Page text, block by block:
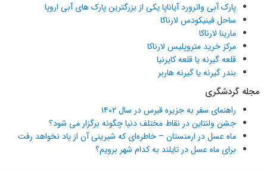
پارک آبی واترورد آیاناپا یکی از بزرگترین پارک های آبی اروپا
ساحل فینیکودس لارناکا
مارینا لارناکا
مرکز خرید متروپلیس لارناکا
قلعه گیرنه یا قلعه کایرنیا
بندر گیرنه یا گیرنه هاربر
مجله گردشگری
راهنمای سفر به جزیره قبرس در سال ۱۴۰۲
جشن ولنتاین در نقاط مختلف دنیا چگونه برگزار می شود؟
ماه عسل در ارمنستان – خاطره‌ای که شیرینی آن از یاد نخواهد رفت
برای ماه عسل در تایلند به کدام شهر برویم؟